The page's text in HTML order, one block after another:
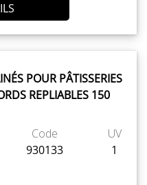
POUR PÂTISSERIES
REPLIABLES 150
Code
930133
UV
1